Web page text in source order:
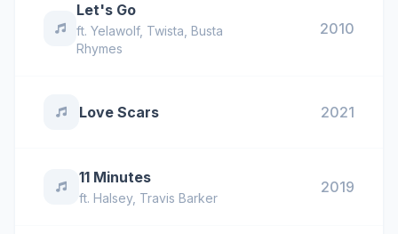
Let's Go
ft.Yelawolf, Twista ,Busta
Rhymes
2010
Love Scars 2021
11 Minutes
ft. Halsey, Travis Barker
2019